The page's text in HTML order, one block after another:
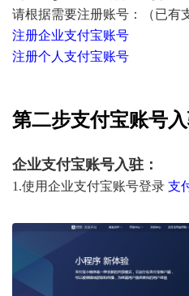
请根据需要注册账号：（已有
注册企业支付宝账号
注册个人支付宝账号
第二步支付宝账号
企业支付宝账号入驻：
1.使用企业支付宝账号登录 支